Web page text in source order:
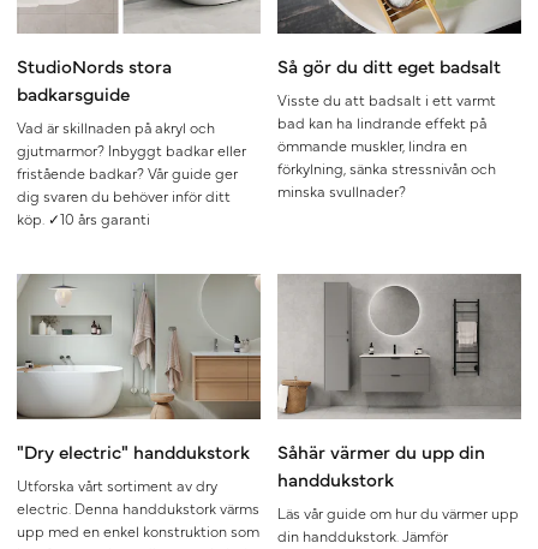
StudioNords stora
badkarsguide
Vad är skillnaden på akryl och
gjutmarmor? Inbyggt badkar eller
fristående badkar? Vår guide ger
dig svaren du behöver inför ditt
köp. ✓10 års garanti
Så gör du ditt eget badsalt
Visste du att badsalt i ett varmt
bad kan ha lindrande effekt på
ömmande muskler, lindra en
förkylning, sänka stressnivån och
minska svullnader?
"Dry electric" handdukstork
Utforska vårt sortiment av dry
electric. Denna handdukstork värms
upp med en enkel konstruktion som
Såhär värmer du upp din
handdukstork
Läs vår guide om hur du värmer upp
din handdukstork. Jämför